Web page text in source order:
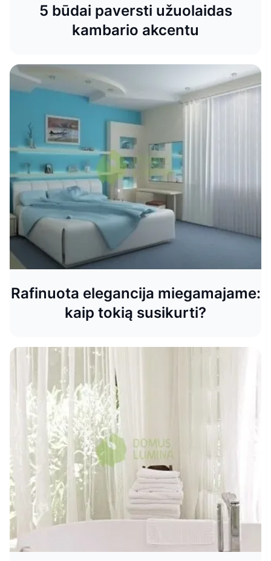
5 būdai paversti užuolaidas
kambario akcentu
Rafinuota elegancija miegamajame:
kaip tokią susikurti?